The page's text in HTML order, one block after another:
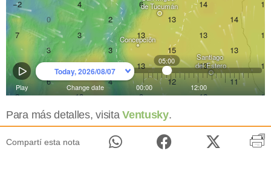
Para más detalles, visitaVentusky.
Compartí esta nota